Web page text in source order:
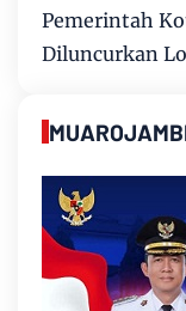
Pemerintah
Diluncurkan